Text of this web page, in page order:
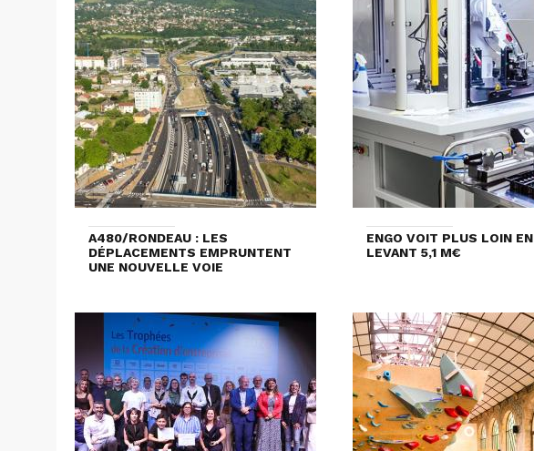
A480/RONDEAU : LES
DÉPLACEMENTS EMPRUNTENT
UNE NOUVELLE VOIE
ENGO VOIT PLUS LOIN EN
LEVANT 5,1 M€